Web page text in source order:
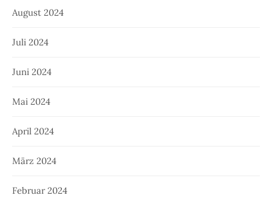
August 2024
Juli 2024
Juni 2024
Mai 2024
April 2024
März 2024
Februar 2024